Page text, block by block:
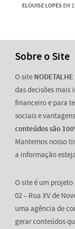
ELOUISE LOPES EM
Sobre o Site
O site NODETALHE
das decisões mais
financeiro e para
sociais e
conteúdos são
Mantemos nosso
a informação
O site é um projeto
02 – Rua XV de
uma agência de
gerar conteúdos